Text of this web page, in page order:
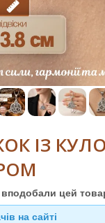
ІЗ
цей
на сайті